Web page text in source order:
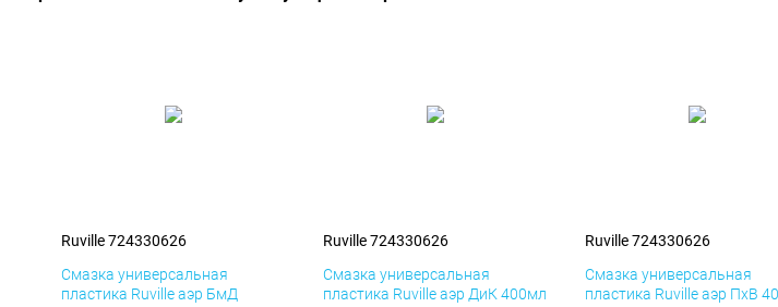
Ruville 724330626
Смазка универсальная
пластика Ruville аэр БмД
Ruville 724330626
Смазка универсальная
пластика Ruville аэр ДиК 400мл
Ruville 724330626
Смазка универсальная
пластика Ruville аэр ПхВ